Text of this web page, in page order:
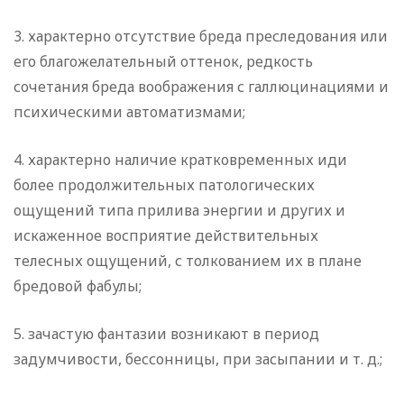
3. характерно отсутствие бреда преследования или
его благожелательный оттенок, редкость
сочетания бреда воображения с галлюцинациями и
психическими автоматизмами;
4. характерно наличие кратковременных иди
более продолжительных патологических
ощущений типа прилива энергии и других и
искаженное восприятие действительных
телесных ощущений, с толкованием их в плане
бредовой фабулы;
5. зачастую фантазии возникают в период
задумчивости, бессонницы, при засыпании и т. д.;